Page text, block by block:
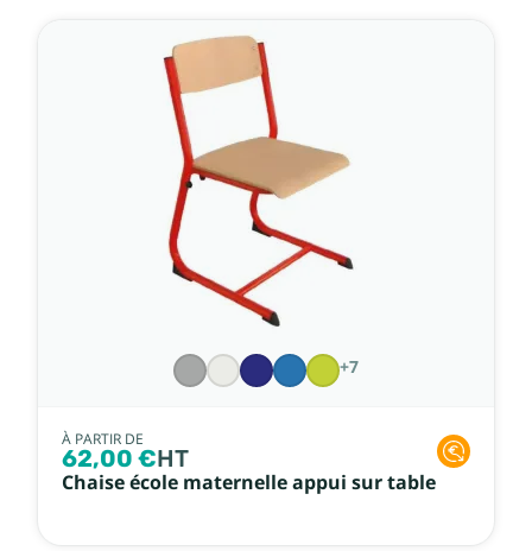
+7
À PARTIR DE
62,00 €HT
Chaise école maternelle appui sur table